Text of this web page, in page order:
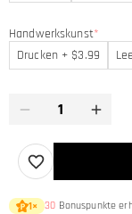
Handwerkskunst*
Drucken + $3.99
1× 30 Bonuspunkte